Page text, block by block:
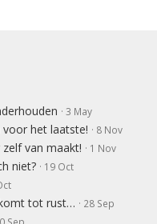
· 3 May
het laatste! · 8 Nov
van maakt! · 1 Nov
niet? · 19 Oct
tot rust… · 28 Sep